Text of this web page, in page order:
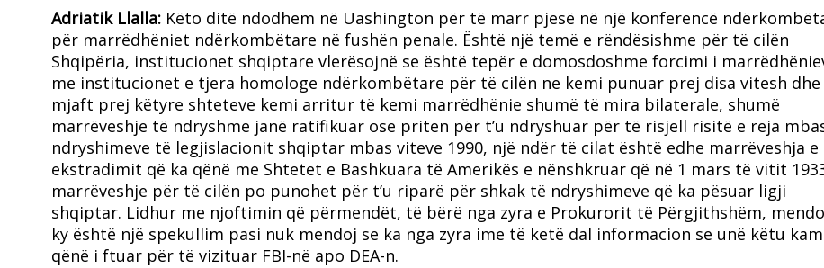
Adriatik Llalla: Këto ditë ndodhem në Uashington për të marr pjesë në një konferencë
për marrëdhëniet ndërkombëtare në fushën penale. Është një temë e rëndësishme për të cilën
Shqipëria, institucionet shqiptare vlerësojnë se është tepër e domosdoshme forcimi i
me institucionet e tjera homologe ndërkombëtare për të cilën ne kemi punuar prej disa vitesh dhe
mjaft prej këtyre shteteve kemi arritur të kemi marrëdhënie shumë të mira bilaterale, shumë
marrëveshje të ndryshme janë ratifikuar ose priten për t’u ndryshuar për të risjell risitë e reja
ndryshimeve të legjislacionit shqiptar mbas viteve 1990, një ndër të cilat është edhe marrëveshja e
ekstradimit që ka qënë me Shtetet e Bashkuara të Amerikës e nënshkruar që në 1 mars të vitit
marrëveshje për të cilën po punohet për t’u riparë për shkak të ndryshimeve që ka pësuar ligji
shqiptar. Lidhur me njoftimin që përmendët, të bërë nga zyra e Prokurorit të Përgjithshëm,
ky është një spekullim pasi nuk mendoj se ka nga zyra ime të ketë dal informacion se unë këtu kam
qënë i ftuar për të vizituar FBI-në apo DEA-n.